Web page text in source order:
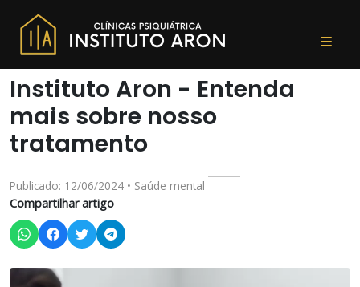
Instituto Aron - Entenda
mais sobre nosso
tratamento
Publicado: 12/06/2024 • Saúde mental
Compartilhar artigo